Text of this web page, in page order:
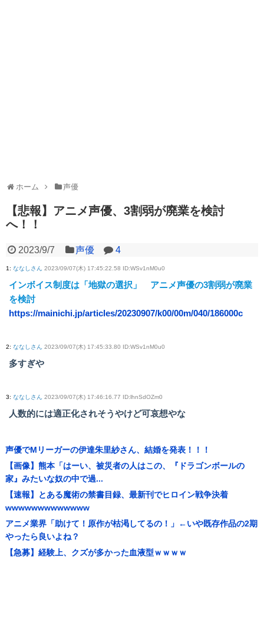
ホーム 声優
【悲報】アニメ声優、3割弱が廃業を検討
へ！！
2023/9/7 声優 4
1: ななしさん 2023/09/07(木) 17:45:22.58 ID:WSv1nM0u0
インボイス制度は「地獄の選択」 アニメ声優の3割弱が廃業
を検討
https://mainichi.jp/articles/20230907/k00/00m/040/186000c
2: ななしさん 2023/09/07(木) 17:45:33.80 ID:WSv1nM0u0
多すぎや
3: ななしさん 2023/09/07(木) 17:46:16.77 ID:lhnSdOZm0
人数的には適正化されそうやけど可哀想やな
声優でMリーガーの伊達朱里紗さん、結婚を発表！！！
【画像】熊本「はーい、被災者の人はこの、『ドラゴンボールの
家』みたいな奴の中で過...
【速報】とある魔術の禁書目録、最新刊でヒロイン戦争決着
wwwwwwwwwwwww
アニメ業界「助けて！原作が枯渇してるの！」←いや既存作品の2期
やったら良いよね？
【急募】経験上、クズが多かった血液型ｗｗｗｗ